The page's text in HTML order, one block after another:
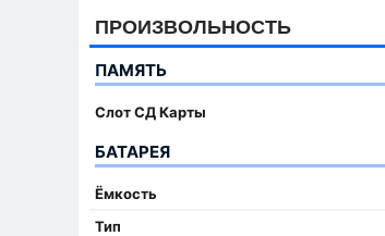
ПРОИЗВОЛЬНОСТЬ
ПАМЯТЬ
Слот СД Карты
БАТАРЕЯ
Ёмкость
Тип